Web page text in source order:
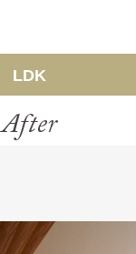
LDK